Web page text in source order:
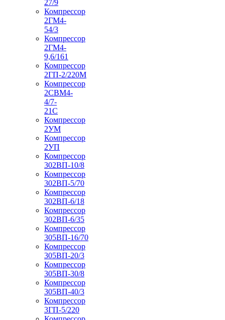
27/9
Компрессор
2ГМ4-
54/3
Компрессор
2ГМ4-
9,6/161
Компрессор
2ГП-2/220М
Компрессор
2СВМ4-
4/7-
21С
Компрессор
2УМ
Компрессор
2УП
Компрессор
302ВП-10/8
Компрессор
302ВП-5/70
Компрессор
302ВП-6/18
Компрессор
302ВП-6/35
Компрессор
305ВП-16/70
Компрессор
305ВП-20/3
Компрессор
305ВП-30/8
Компрессор
305ВП-40/3
Компрессор
3ГП-5/220